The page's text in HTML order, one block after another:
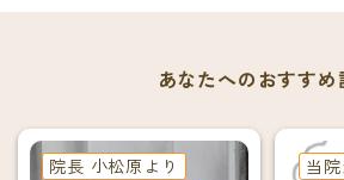
あなたへのおすすめ
院長 小松原より
当